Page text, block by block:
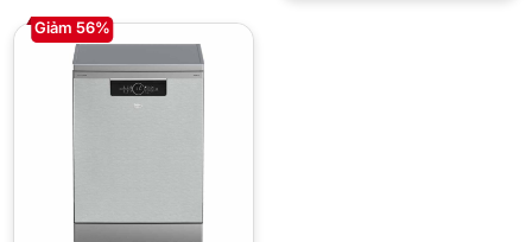
Giảm 56%